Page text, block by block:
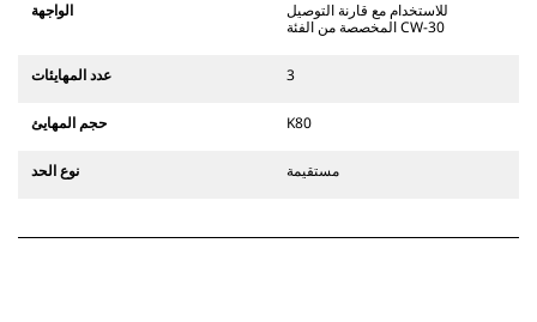
الثابتة. تتميز قارنات التوصيل المخصصة
الواجهة
للاستخدام مع قارنة التوصيل
المخصصة من الفئة CW-30
عدد المهايئات 3
حجم المهايئ K80
نوع الحد مستقيمة